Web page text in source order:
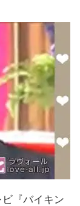
『バイキン